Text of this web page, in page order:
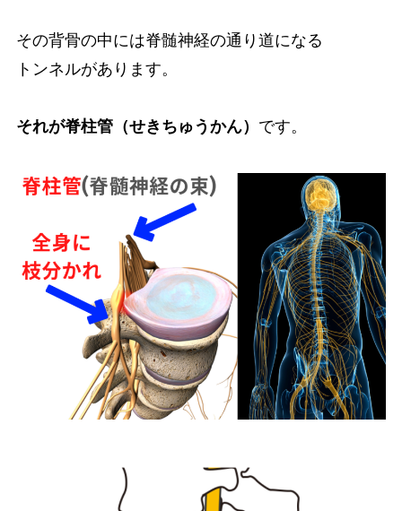
その背骨の中には脊髄神経の通り道になる
トンネルがあります。
それが脊柱管（せきちゅうかん） です。